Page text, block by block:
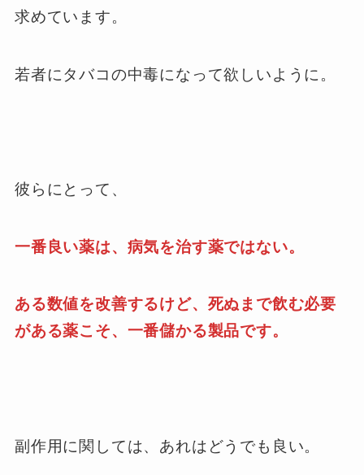
求めています。
若者にタバコの中毒になって欲しいように。
彼らにとって、
一番良い薬は、病気を治す薬ではない。
ある数値を改善するけど、死ぬまで飲む必要
がある薬こそ、一番儲かる製品です。
副作用に関しては、あれはどうでも良い。